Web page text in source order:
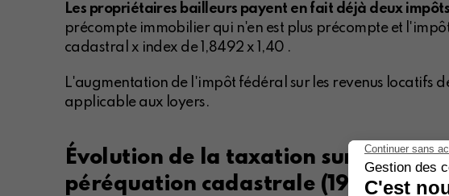
Les propriétaires bailleurs payent en fait déjà deux
précompte immobilier qui n'en est plus précompte et
cadastral x index de 1,8492 x 1,40 .
L'augmentation de l'impôt fédéral sur les revenus locatifs
applicable aux loyers.
Évolution de la taxation sur le
péréquation cadastrale (1980)